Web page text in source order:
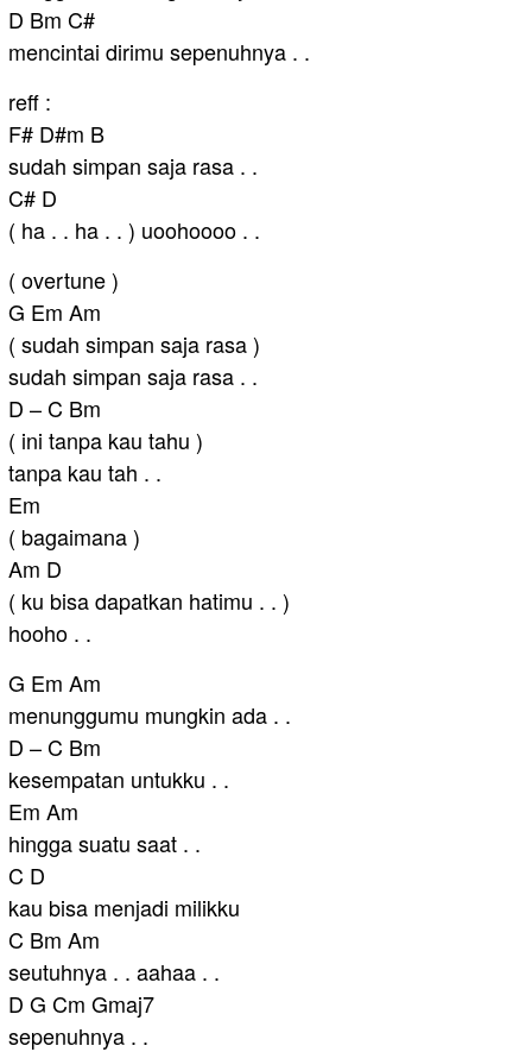
D Bm C#
mencintai dirimu sepenuhnya . .
reff :
F# D#m B
sudah simpan saja rasa . .
C# D
( ha . . ha . . ) uoohoooo . .
( overtune )
G Em Am
( sudah simpan saja rasa )
sudah simpan saja rasa . .
D – C Bm
( ini tanpa kau tahu )
tanpa kau tah . .
Em
( bagaimana )
Am D
( ku bisa dapatkan hatimu . . )
hooho . .
G Em Am
menunggumu mungkin ada . .
D – C Bm
kesempatan untukku . .
Em Am
hingga suatu saat . .
C D
kau bisa menjadi milikku
C Bm Am
seutuhnya . . aahaa . .
D G Cm Gmaj7
sepenuhnya . .